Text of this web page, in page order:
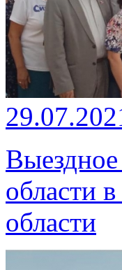
области
области